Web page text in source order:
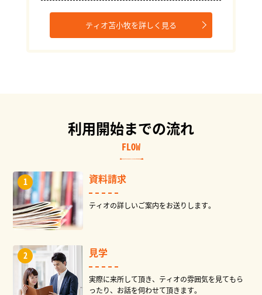
ティオ苫小牧を詳しく見る
利用開始までの流れ
FLOW
資料請求
ティオの詳しいご案内をお送りします。
見学
実際に来所して頂き、ティオの雰囲気を見てもら
ったり、お話を伺わせて頂きます。